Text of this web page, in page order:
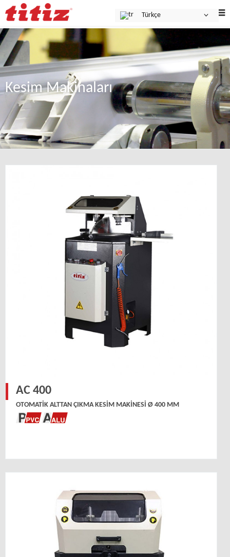
Türkçe
Kesim Makinaları
AC 400
OTOMATIK ALTTAN ÇIKMA KESIM MAKINESI Ø 400 MM